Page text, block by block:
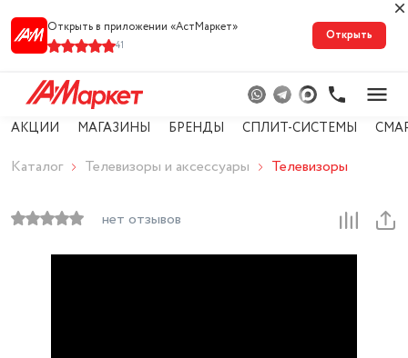
Открыть в приложении «АстМарке‪т‬»
41
Открыть
АКЦИИ МАГАЗИНЫ БРЕНДЫ СПЛИТ-СИСТЕМЫ
Каталог Телевизоры и аксессуары Телевизоры
нет отзывов